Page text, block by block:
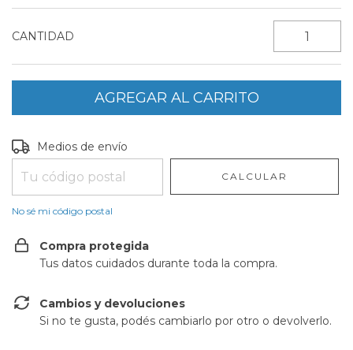
CANTIDAD
Entregas para el CP:
Medios de envío
CALCULAR
No sé mi código postal
Compra protegida
Tus datos cuidados durante toda la compra.
Cambios y devoluciones
Si no te gusta, podés cambiarlo por otro o devolverlo.